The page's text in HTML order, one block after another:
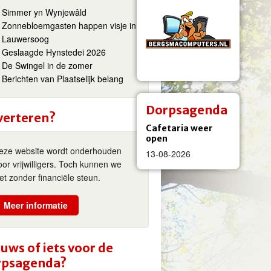
Dorpsagenda
Cafetaria weer
open
13-08-2026
Simmer yn Wynjewâld
Zonnebloemgasten happen visje in
Lauwersoog
Geslaagde Hynstedei 2026
De Swingel in de zomer
Berichten van Plaatselijk belang
website wordt onderhouden
vrijwilligers. Toch kunnen we
zonder financiële steun.
Meer informatie
of iets voor de